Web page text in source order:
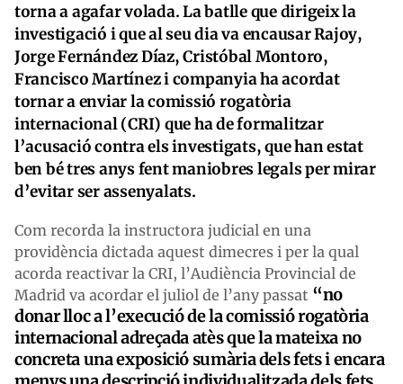
torna a agafar volada. La batlle que dirigeix la
investigació i que al seu dia va encausar Rajoy,
Jorge Fernández Díaz, Cristóbal Montoro,
Francisco Martínez i companyia ha acordat
tornar a enviar la comissió rogatòria
internacional (CRI) que ha de formalitzar
l’acusació contra els investigats, que han estat
ben bé tres anys fent maniobres legals per mirar
d’evitar ser assenyalats.
Com recorda la instructora judicial en una
providència dictada aquest dimecres i per la qual
acorda reactivar la CRI, l’Audiència Provincial de
Madrid va acordar el juliol de l’any passat “no
donar lloc a l’execució de la comissió rogatòria
internacional adreçada atès que la mateixa no
concreta una exposició sumària dels fets i encara